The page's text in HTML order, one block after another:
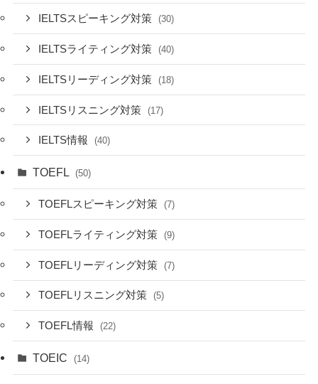
IELTSスピーキング対策 (30)
IELTSライティング対策 (40)
IELTSリーディング対策 (18)
IELTSリスニング対策 (17)
IELTS情報 (40)
TOEFL (50)
TOEFLスピーキング対策 (7)
TOEFLライティング対策 (9)
TOEFLリーディング対策 (7)
TOEFLリスニング対策 (5)
TOEFL情報 (22)
TOEIC (14)